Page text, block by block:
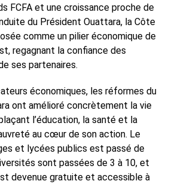
FCFA et une croissance proche de
du Président Ouattara, la Côte
comme un pilier économique de
regagnant la confiance des
ses partenaires.
économiques, les réformes du
ont amélioré concrètement la vie
l’éducation, la santé et la
au cœur de son action. Le
et lycées publics est passé de
sont passées de 3 à 10, et
devenue gratuite et accessible à